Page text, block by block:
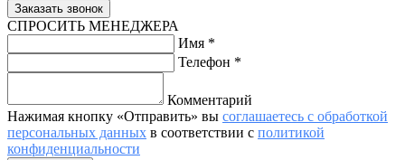
СПРОСИТЬ МЕНЕДЖЕРА
Имя *
Телефон *
Комментарий
Нажимая кнопку «Отправить» вы соглашаетесь с обработкой
персональных данных в соответствии с политикой
конфиденциальности